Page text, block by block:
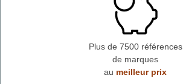
Plus de 7500 références
de marques
au meilleur prix